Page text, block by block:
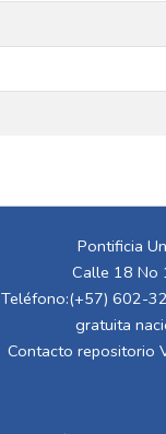
Pontificia
Calle 18 No
Teléfono:(+57) 602-
gratuita
Contacto repositorio